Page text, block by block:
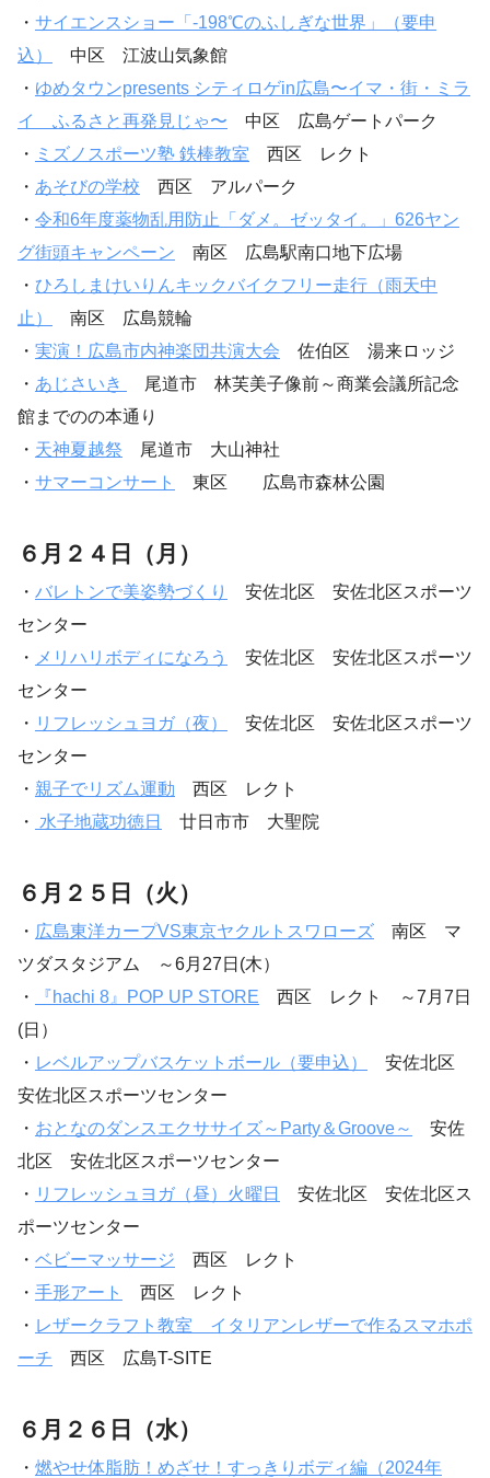
・ サイエンスショー「-198℃のふしぎな世界」（要申
込）
中区 江波山気象館
・ ゆめタウンpresents シティロゲin広島〜イマ・街・ミラ
イ ふるさと再発見じゃ〜 中区 広島ゲートパーク
・ ミズノスポーツ塾 鉄棒教室 西区 レクト
・ あそびの学校 西区 アルパーク
・ 令和6年度薬物乱用防止「ダメ。ゼッタイ。」626ヤン
グ街頭キャンペーン 南区 広島駅南口地下広場
・ ひろしまけいりんキックバイクフリー走行（雨天中
止）
南区 広島競輪
・ 実演！広島市内神楽団共演大会 佐伯区 湯来ロッジ
・ あじさいき
尾道市 林芙美子像前～商業会議所記念
館までのの本通り
・ 天神夏越祭 尾道市 大山神社
・ サマーコンサート 東区 広島市森林公園
６月２４日（月）
・ バレトンで美姿勢づくり
安佐北区 安佐北区スポーツ
センター
・ メリハリボディになろう
安佐北区 安佐北区スポーツ
センター
・ リフレッシュヨガ（夜）
安佐北区 安佐北区スポーツ
センター
・ 親子でリズム運動 西区 レクト
・
水子地蔵功徳日 廿日市市 大聖院
６月２５日（火）
・ 広島東洋カープVS東京ヤクルトスワローズ 南区 マ
ツダスタジアム ～6月27日(木）
・
『hachi 8』POP UP STORE 西区 レクト ～7月7日
(日）
・ レベルアップバスケットボール（要申込）
安佐北区
安佐北区スポーツセンター
・ おとなのダンスエクササイズ～Party＆Groove～
安佐
北区 安佐北区スポーツセンター
・ リフレッシュヨガ（昼）火曜日
安佐北区 安佐北区ス
ポーツセンター
・ ベビーマッサージ 西区 レクト
・ 手形アート
西区 レクト
・ レザークラフト教室 イタリアンレザーで作るスマホポ
ーチ 西区 広島T-SITE
６月２６日（水）
・ 燃やせ体脂肪！めざせ！すっきりボディ編（2024年